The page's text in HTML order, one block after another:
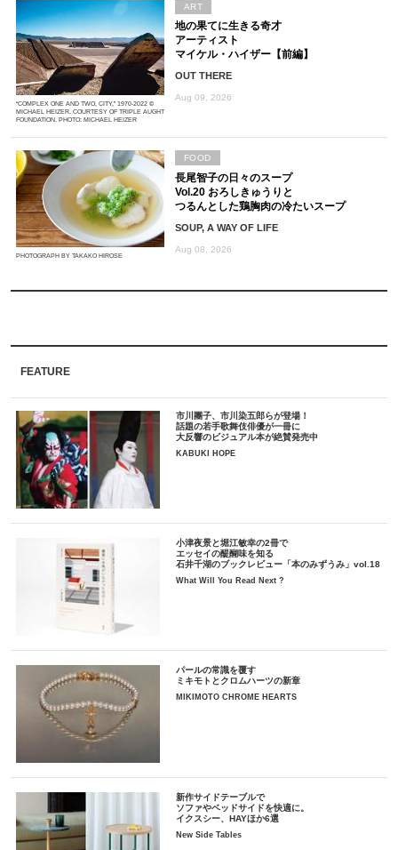
“COMPLEX ONE AND TWO, CITY,” 1970-2022 ©
MICHAEL HEIZER. COURTESY OF TRIPLE AUGHT
FOUNDATION. PHOTO: MICHAEL HEIZER
地の果てに生きる奇才
アーティスト
マイケル・ハイザー【前編】
OUT THERE
Aug 09, 2026
ART
PHOTOGRAPH BY TAKAKO HIROSE
長尾智子の日々のスープ
Vol.20 おろしきゅうりと
つるんとした鶏胸肉の冷たいスープ
SOUP, A WAY OF LIFE
Aug 08, 2026
FOOD
FEATURE
市川團子、市川染五郎らが登場！
話題の若手歌舞伎俳優が一冊に
大反響のビジュアル本が絶賛発売中
KABUKI HOPE
小津夜景と堀江敏幸の2冊で
エッセイの醍醐味を知る
石井千湖のブックレビュー「本のみずうみ」vol.18
What Will You Read Next ?
パールの常識を覆す
ミキモトとクロムハーツの新章
MIKIMOTO CHROME HEARTS
新作サイドテーブルで
ソファやベッドサイドを快適に。
イクスシー、HAYほか6選
New Side Tables